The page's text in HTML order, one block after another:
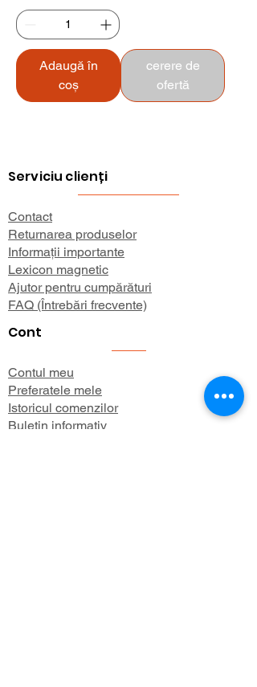
Adaugă în
coș
cerere de
ofertă
Serviciu clienți
Contact
Returnarea produselor
Informații importante
Lexicon magnetic
Ajutor pentru cumpărături
FAQ (Întrebări frecvente)
Cont
Contul meu
Preferatele mele
Istoricul comenzilor
Buletin informativ